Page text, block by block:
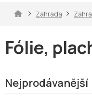
DomůZahrada
Fólie,
Nejprodávanější